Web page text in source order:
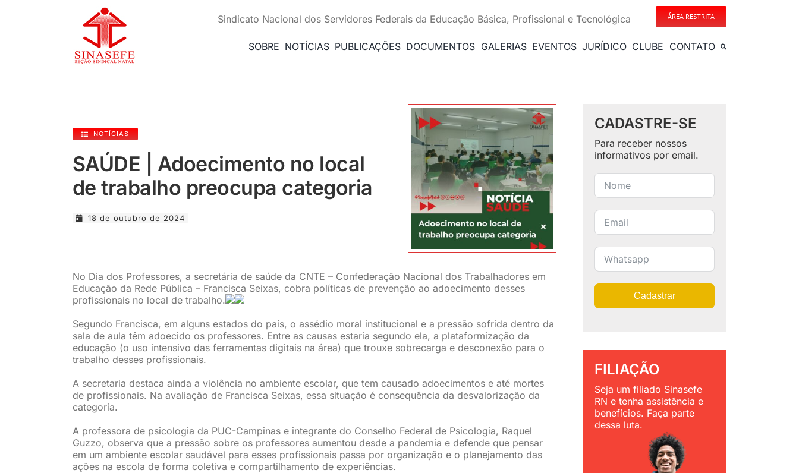
Sindicato Nacional dos Servidores Federais da Educação Básica, Profissional e Tecnológica ÁREA RESTRITA
SOBRE NOTÍCIAS PUBLICAÇÕES DOCUMENTOS GALERIAS EVENTOS JURÍDICO CLUBE CONTATO
NOTÍCIAS
SAÚDE | Adoecimento no local
de trabalho preocupa categoria
18 de outubro de 2024
No Dia dos Professores, a secretária de saúde da CNTE – Confederação Nacional dos Trabalhadores em
Educação da Rede Pública – Francisca Seixas, cobra políticas de prevenção ao adoecimento desses
profissionais no local de trabalho.
Segundo Francisca, em alguns estados do país, o assédio moral institucional e a pressão sofrida dentro da
sala de aula têm adoecido os professores. Entre as causas estaria segundo ela, a plataformização da
educação (o uso intensivo das ferramentas digitais na área) que trouxe sobrecarga e desconexão para o
trabalho desses profissionais.
A secretaria destaca ainda a violência no ambiente escolar, que tem causado adoecimentos e até mortes
de profissionais. Na avaliação de Francisca Seixas, essa situação é consequência da desvalorização da
categoria.
A professora de psicologia da PUC-Campinas e integrante do Conselho Federal de Psicologia, Raquel
Guzzo, observa que a pressão sobre os professores aumentou desde a pandemia e defende que pensar
em um ambiente escolar saudável para esses profissionais passa por organização e o planejamento das
ações na escola de forma coletiva e compartilhamento de experiências.
CADASTRE-SE
Para receber nossos
informativos por email.
Cadastrar
FILIAÇÃO
Seja um filiado Sinasefe
RN e tenha assistência e
benefícios. Faça parte
dessa luta.